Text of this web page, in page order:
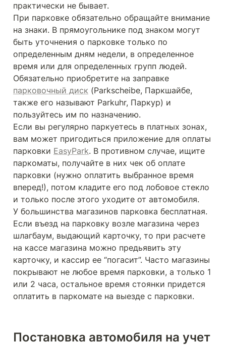
практически не бывает.
При парковке обязательно обращайте внимание
на знаки. В прямоугольнике под знаком могут
быть уточнения о парковке только по
определенным дням недели, в определенное
время или для определенных групп людей.
парковочный диск (Parkscheibe, Паркшайбе,
также его называют Parkuhr, Паркур) и
пользуйтесь им по назначению.
Если вы регулярно паркуетесь в платных зонах,
вам может пригодиться приложение для оплаты
парковки EasyPark. В противном случае, ищите
паркоматы, получайте в них чек об оплате
парковки (нужно оплатить выбранное время
вперед!), потом кладите его под лобовое стекло
и только после этого уходите от автомобиля.
У большинства магазинов парковка бесплатная.
Если въезд на парковку возле магазина через
шлагбаум, выдающий карточку, то при расчете
на кассе магазина можно предьявить эту
карточку, и кассир ее “погасит”. Часто магазины
покрывают не любое время парковки, а только 1
или 2 часа, остальное время стоянки придется
оплатить в паркомате на выезде с парковки.
Постановка автомобиля на учет